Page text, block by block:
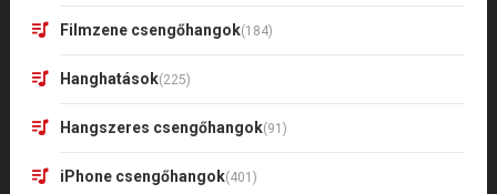
Filmzene csengőhangok(184)
Hanghatások(225)
Hangszeres csengőhangok(91)
iPhone csengőhangok(401)